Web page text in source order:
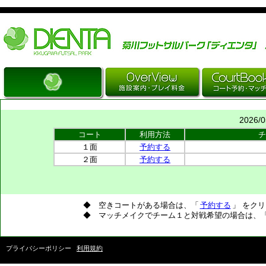
2026/
コート
利用方法
１面
予約する
２面
予約する
◆ 空きコートがある場合は、「 予約する 」 をク
◆ マッチメイクでチーム１と対戦希望の場合は、
プライバシーポリシー 利用規約